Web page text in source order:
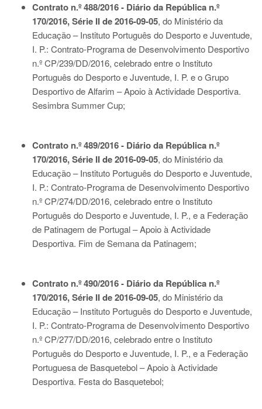
Contrato n.º 488/2016 - Diário da República n.º
170/2016, Série II de 2016-09-05, do Ministério da
Educação – Instituto Português do Desporto e Juventude,
I. P.: Contrato-Programa de Desenvolvimento Desportivo
n.º CP/239/DD/2016, celebrado entre o Instituto
Português do Desporto e Juventude, I. P. e o Grupo
Desportivo de Alfarim – Apoio à Actividade Desportiva.
Sesimbra Summer Cup;
Contrato n.º 489/2016 - Diário da República n.º
170/2016, Série II de 2016-09-05, do Ministério da
Educação – Instituto Português do Desporto e Juventude,
I. P.: Contrato-Programa de Desenvolvimento Desportivo
n.º CP/274/DD/2016, celebrado entre o Instituto
Português do Desporto e Juventude, I. P., e a Federação
de Patinagem de Portugal – Apoio à Actividade
Desportiva. Fim de Semana da Patinagem;
Contrato n.º 490/2016 - Diário da República n.º
170/2016, Série II de 2016-09-05, do Ministério da
Educação – Instituto Português do Desporto e Juventude,
I. P.: Contrato-Programa de Desenvolvimento Desportivo
n.º CP/277/DD/2016, celebrado entre o Instituto
Português do Desporto e Juventude, I. P., e a Federação
Portuguesa de Basquetebol – Apoio à Actividade
Desportiva. Festa do Basquetebol;